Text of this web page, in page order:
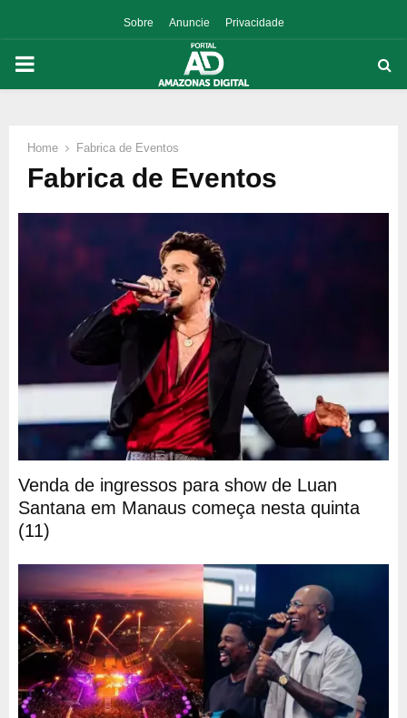
Sobre Anuncie Privacidade
PRIMARY
Home Fabrica de Eventos
Fabrica de Eventos
Venda de ingressos para show de Luan
Santana em Manaus começa nesta quinta
(11)